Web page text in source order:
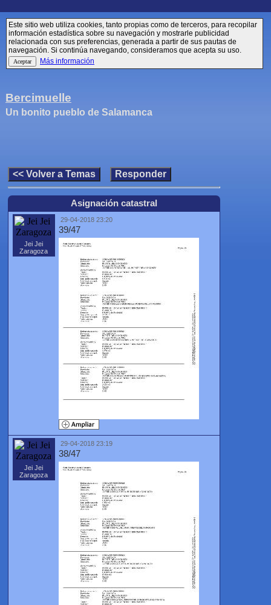
Este sitio web utiliza cookies, tanto propias como de terceros, para recopilar
información estadística sobre su navegación y mostrarle publicidad
relacionada con sus preferencias, generada a partir de sus pautas de
navegación. Si continúa navegando, consideramos que acepta su uso.
Más información
Bercimuelle
Un bonito pueblo de Salamanca
Asignación catastral
Jei Jei
Zaragoza
29-04-2018 23:20
39/47
Jei Jei
Zaragoza
29-04-2018 23:19
38/47